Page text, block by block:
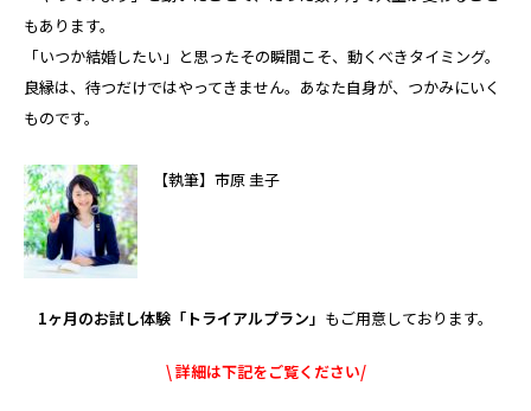
もあります。
「いつか結婚したい」と思ったその瞬間こそ、動くべきタイミング。
良縁は、待つだけではやってきません。あなた自身が、つかみにいく
ものです。
【執筆】市原 圭子
1ヶ月のお試し体験「トライアルプラン」 もご用意しております。
\ 詳細は下記をご覧ください/